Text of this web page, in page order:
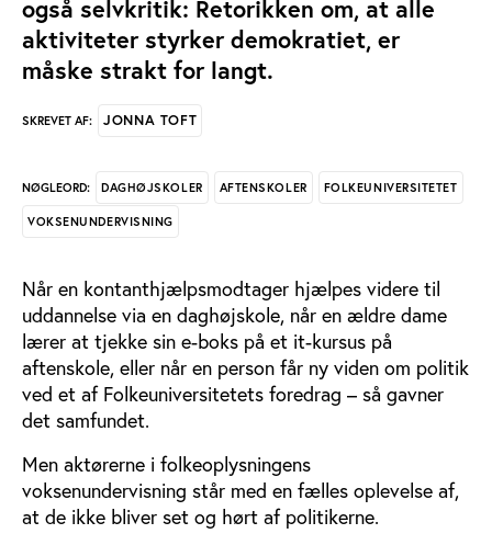
også selvkritik: Retorikken om, at alle
aktiviteter styrker demokratiet, er
måske strakt for langt.
SKREVET AF: JONNA TOFT
NØGLEORD: DAGHØJSKOLER AFTENSKOLER FOLKEUNIVERSITETET
VOKSENUNDERVISNING
Når en kontanthjælpsmodtager hjælpes videre til
uddannelse via en daghøjskole, når en ældre dame
lærer at tjekke sin e-boks på et it-kursus på
aftenskole, eller når en person får ny viden om politik
ved et af Folkeuniversitetets foredrag – så gavner
det samfundet.
Men aktørerne i folkeoplysningens
voksenundervisning står med en fælles oplevelse af,
at de ikke bliver set og hørt af politikerne.